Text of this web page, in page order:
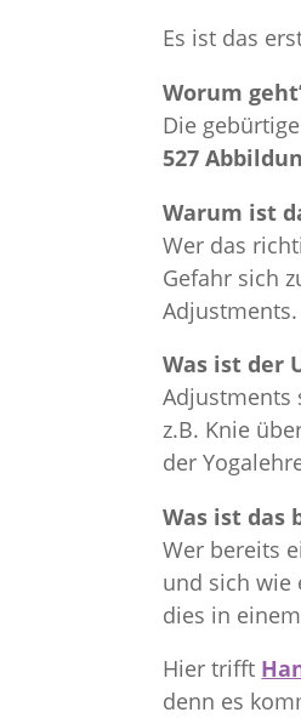
Es ist das
Worum
Die
527
Warum ist
Wer das
Gefahr sich
Adjustments.
Was ist der
Adjustments
z.B. Knie
der
Was ist das
Wer bereits
und sich wie
dies in
Hier trifft
denn es